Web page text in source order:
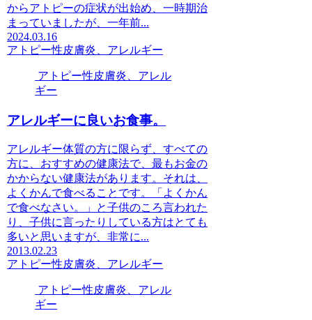
からアトピーの症状が出始め、一時期治
まっていましたが、一年前...
2024.03.16
アトピー性皮膚炎、アレルギー
アトピー性皮膚炎、アレル
ギー
アレルギーに良いお食事。
アレルギー体質の方に限らず、すべての
方に、おすすめの健康法で、最もお金の
かからない健康法があります。それは、
よくかんで食べることです。「よくかん
で食べなさい。」と子供のころ言われた
り、子供に言ったりしている方はとても
多いと思いますが、非常に...
2013.02.23
アトピー性皮膚炎、アレルギー
アトピー性皮膚炎、アレル
ギー